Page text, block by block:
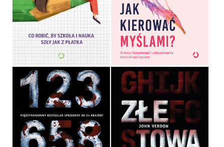
CAROLINE VON ST. ANGE
OPRAWA MIĘKKA
49,99 ZŁ
LISA BITZER
OPRAWA MIĘKKA
44,99 ZŁ
WYLICZANKA ZŁE TOWARZYSTWO